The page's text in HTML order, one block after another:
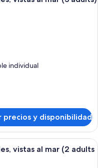
individual
precios y disponibilidad
con vista a la playa, una
vistas al mar (2 adults